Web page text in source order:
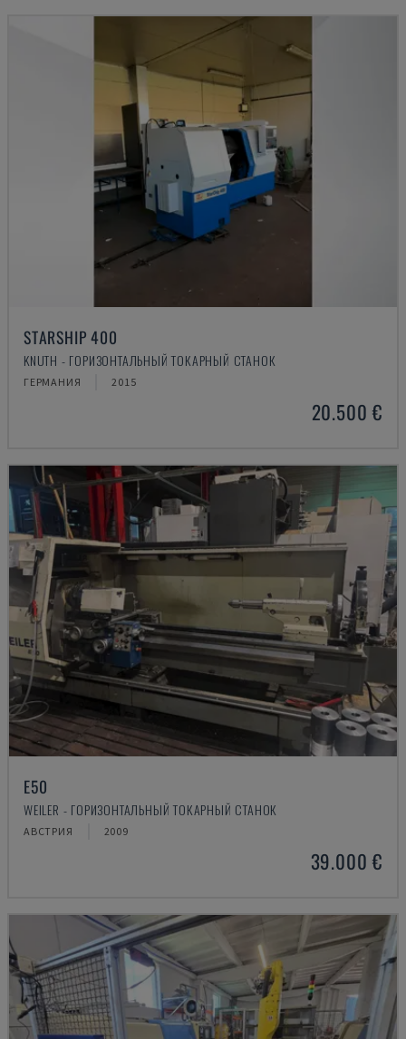
STARSHIP 400
KNUTH - ГОРИЗОНТАЛЬНЫЙ ТОКАРНЫЙ СТАНОК
ГЕРМАНИЯ 2015
20.500 €
E50
WEILER - ГОРИЗОНТАЛЬНЫЙ ТОКАРНЫЙ СТАНОК
АВСТРИЯ 2009
39.000 €